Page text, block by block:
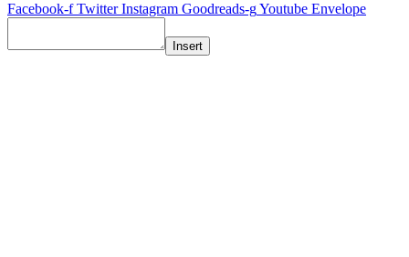
Facebook-f Twitter Instagram Goodreads-gYoutube Envelope
Insert